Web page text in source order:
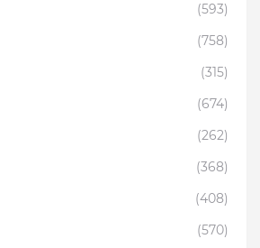
(593)
(758)
(315)
(674)
(262)
(368)
(408)
(570)